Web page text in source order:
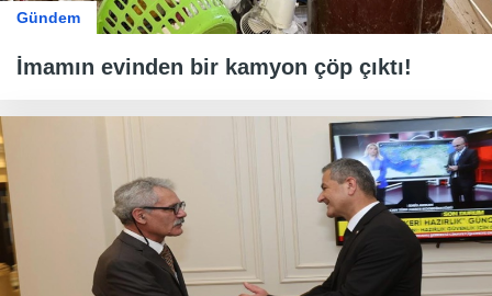
Gündem
İmamın evinden bir kamyon çöp çıktı!